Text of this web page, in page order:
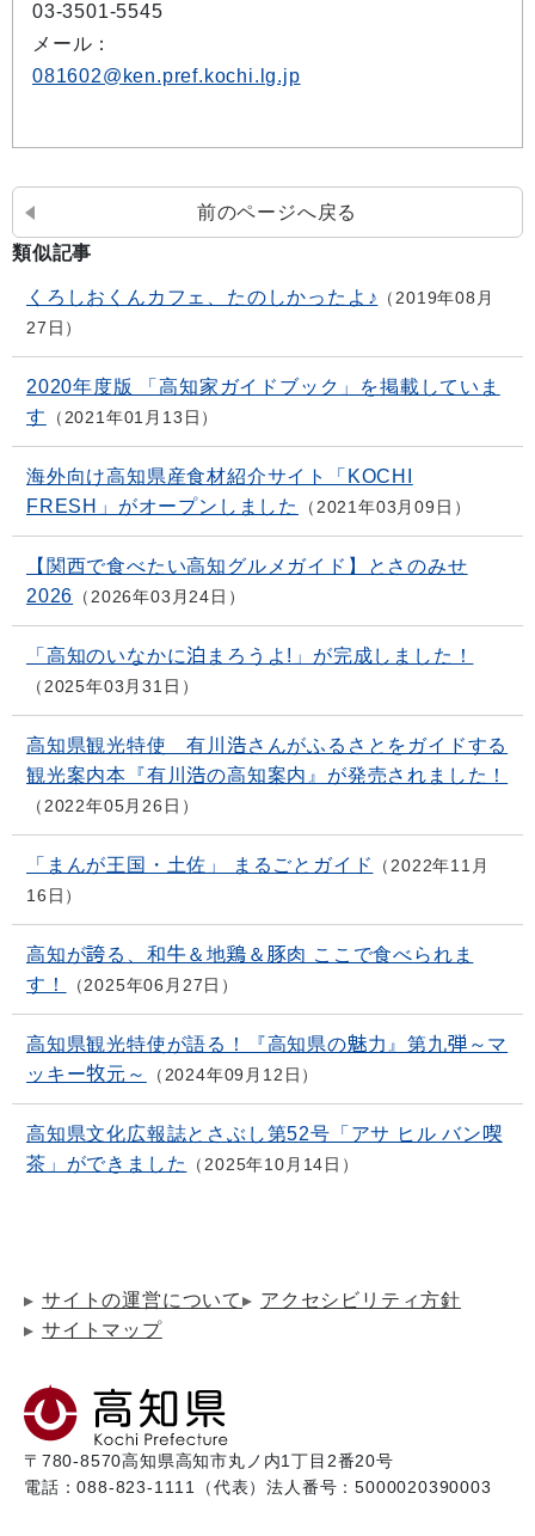
03-3501-5545
メール：
081602@ken.pref.kochi.lg.jp
前のページへ戻る
類似記事
くろしおくんカフェ、たのしかったよ♪
2019年08月
27日
2020年度版 「高知家ガイドブック」を掲載していま
す
2021年01月13日
海外向け高知県産食材紹介サイト「KOCHI
FRESH」がオープンしました
2021年03月09日
【関西で食べたい高知グルメガイド】とさのみせ
2026
2026年03月24日
「高知のいなかに泊まろうよ!」が完成しました！
2025年03月31日
高知県観光特使 有川浩さんがふるさとをガイドする
観光案内本『有川浩の高知案内』が発売されました！
2022年05月26日
「まんが王国・土佐」 まるごとガイド
2022年11月
16日
高知が誇る、和牛＆地鶏＆豚肉 ここで食べられま
す！
2025年06月27日
高知県観光特使が語る！『高知県の魅力』第九弾～マ
ッキー牧元～
2024年09月12日
高知県文化広報誌とさぶし第52号「アサ ヒル バン喫
茶」ができました
2025年10月14日
サイトの運営について
アクセシビリティ方針
サイトマップ
〒780-8570高知県高知市丸ノ内1丁目2番20号
電話：088-823-1111（代表）法人番号：5000020390003